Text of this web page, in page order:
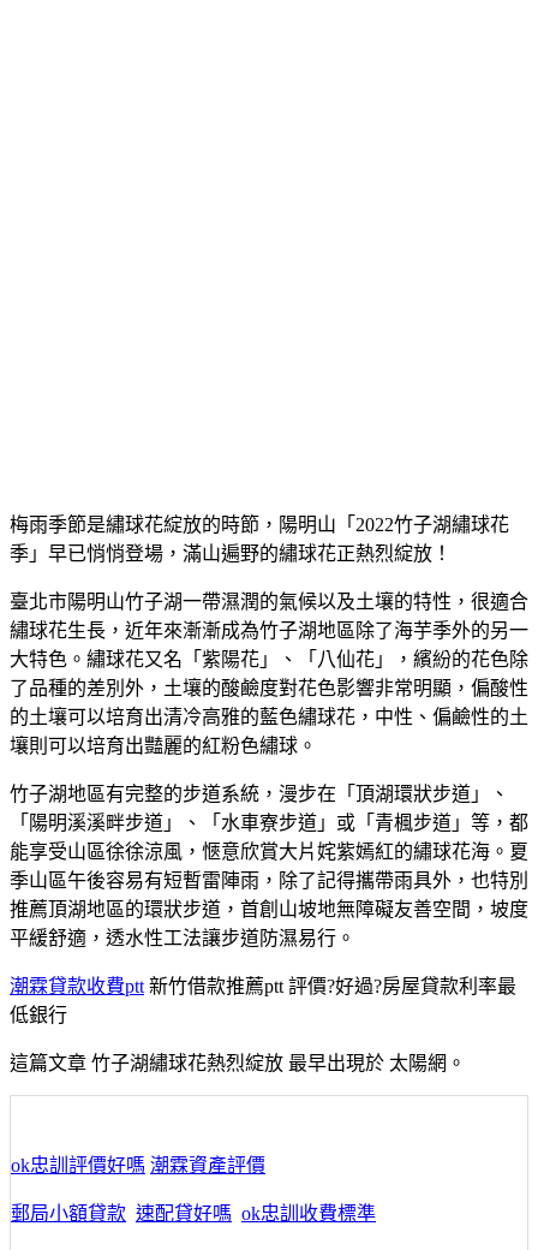
梅雨季節是繡球花綻放的時節，陽明山「2022竹子湖繡球花
季」早已悄悄登場，滿山遍野的繡球花正熱烈綻放！
臺北市陽明山竹子湖一帶濕潤的氣候以及土壤的特性，很適合
繡球花生長，近年來漸漸成為竹子湖地區除了海芋季外的另一
大特色。繡球花又名「紫陽花」、「八仙花」，繽紛的花色除
了品種的差別外，土壤的酸鹼度對花色影響非常明顯，偏酸性
的土壤可以培育出清冷高雅的藍色繡球花，中性、偏鹼性的土
壤則可以培育出豔麗的紅粉色繡球。
竹子湖地區有完整的步道系統，漫步在「頂湖環狀步道」、
「陽明溪溪畔步道」、「水車寮步道」或「青楓步道」等，都
能享受山區徐徐涼風，愜意欣賞大片姹紫嫣紅的繡球花海。夏
季山區午後容易有短暫雷陣雨，除了記得攜帶雨具外，也特別
推薦頂湖地區的環狀步道，首創山坡地無障礙友善空間，坡度
平緩舒適，透水性工法讓步道防濕易行。
潮霖貸款收費ptt 新竹借款推薦ptt 評價?好過?房屋貸款利率最
低銀行
這篇文章 竹子湖繡球花熱烈綻放 最早出現於 太陽網。
ok忠訓評價好嗎 潮霖資產評價
郵局小額貸款 速配貸好嗎 ok忠訓收費標準